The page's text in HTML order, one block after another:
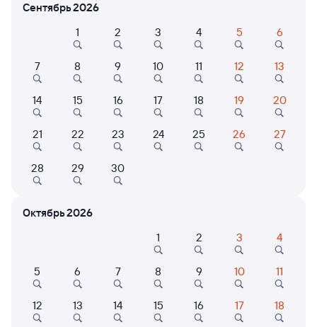
Расписание поездов Новосибирск-
Главный — Салым
Открыта продажа билетов на 4 ноября. Отправление и прибытие
по местному времени. Цены за 1 пассажира
137Н Проходящий 7,2
Новосибирск-Главный
08:48 08:53
1 д 2 ч 5 м в пути
ближайшие: 10, 14, 18 августа Маршрут
Плацкарт
от 6 ⁠368 ⁠₽
Купе
7 ⁠267 ⁠₽
Выберите дату
Сентябрь 2026
1
2 3 4 5 6
7 8 9 10 11 12 13
14 15 16 17 18 19 20
21 22 23 24 25 26 27
28 29 30
Октябрь 2026
1
2 3 4
5 6 7 8 9 10 11
12 13 14 15 16 17 18